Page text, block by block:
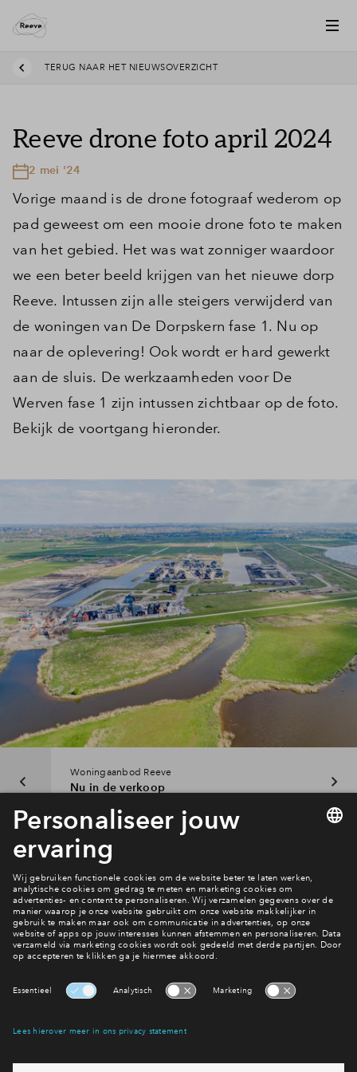
TERUG NAAR HET NIEUWSOVERZICHT
Reeve drone foto april 2024
2 mei '24
Vorige maand is de drone fotograaf wederom op
pad geweest om een mooie drone foto te maken
van het gebied. Het was wat zonniger waardoor
we een beter beeld krijgen van het nieuwe dorp
Reeve. Intussen zijn alle steigers verwijderd van
de woningen van De Dorpskern fase 1. Nu op
naar de oplevering! Ook wordt er hard gewerkt
aan de sluis. De werkzaamheden voor De
Werven fase 1 zijn intussen zichtbaar op de foto.
Bekijk de voortgang hieronder.
Woningaanbod Reeve
Nu in de verkoop
Interesse? Meld je dan snel aan
Hiermee blijf je op de hoogte van het belangrijkste nieuws en
eventuele projecten
Ja, ik wil mij aanmelden
Heb je een vraag en wil je direct antwoord? Bel ons op
feestdagen)